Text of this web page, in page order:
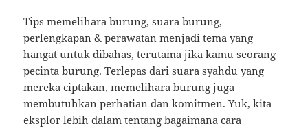
Tips memelihara burung, suara burung,
perlengkapan & perawatan menjadi tema yang
hangat untuk dibahas, terutama jika kamu seorang
pecinta burung. Terlepas dari suara syahdu yang
mereka ciptakan, memelihara burung juga
membutuhkan perhatian dan komitmen. Yuk, kita
eksplor lebih dalam tentang bagaimana cara